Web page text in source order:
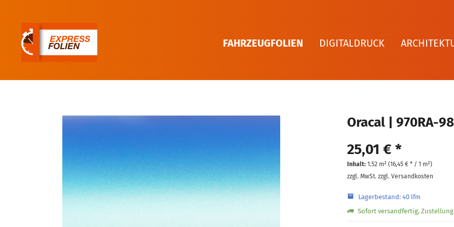
FAHRZEUGFOLIEN DIGITALDRUCK
Oracal | 970RA-
25,01 € *
Inhalt: 1.52 m² (16,45 €* / 1 m²)
zzgl. MwSt. zzgl. Versandkosten
Lagerbestand: 40 lfm
Sofort versandfertig,